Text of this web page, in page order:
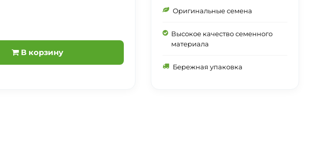
В корзину
Оригинальные семена
Высокое качество семенного
материала
Бережная упаковка